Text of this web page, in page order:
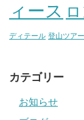
ィース
ディテール 登山ツアー
カテゴリー
お知らせ